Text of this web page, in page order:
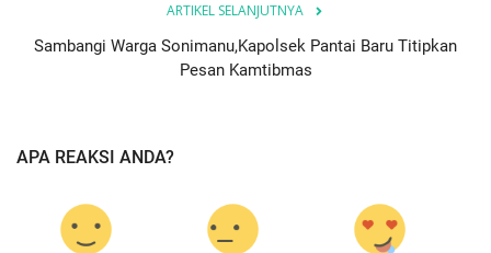
ARTIKEL SELANJUTNYA
Sambangi Warga Sonimanu,Kapolsek Pantai Baru Titipkan
Pesan Kamtibmas
APA REAKSI ANDA?